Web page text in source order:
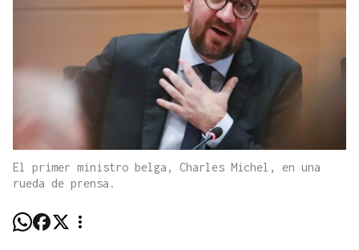
El primer ministro belga, Charles Michel, en una
rueda de prensa.